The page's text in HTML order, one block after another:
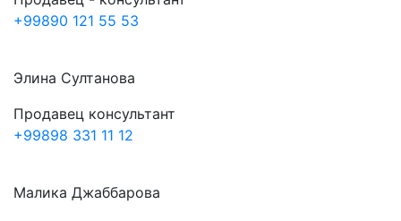
+99890 121 55 53
Элина Султанова
Продавец консультант
+99898 331 11 12
Малика Джаббарова